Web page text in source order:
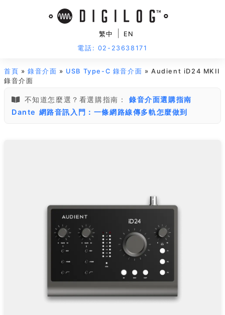
繁中
EN
電話: 02-23638171
首頁 »錄音介面 » USB Type-C 錄音介面 » Audient iD24 MKII
錄音介面
不知道怎麼選？看選購指南：
錄音介面選購指南
Dante 網路音訊入門：一條網路線傳多軌怎麼做到